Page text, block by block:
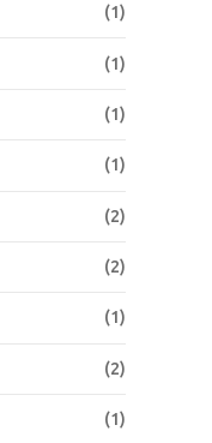
(1)
(1)
(1)
(1)
(2)
(2)
(1)
(2)
(1)